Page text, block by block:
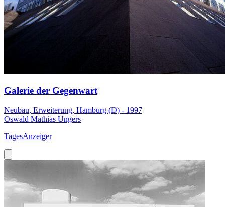
Galerie der Gegenwart
Neubau, Erweiterung, Hamburg (D) - 1997
Oswald Mathias Ungers
TagesAnzeiger